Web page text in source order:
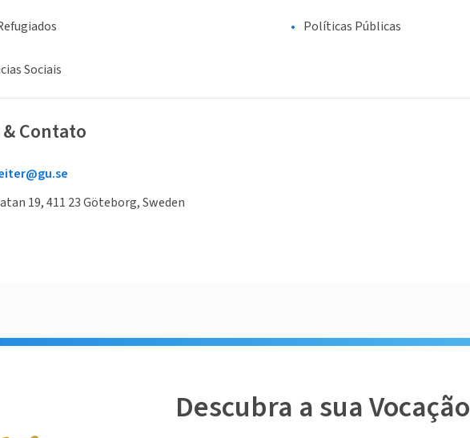
Políticas Públicas
Sociais
Contato
19, 411 23 Göteborg, Sweden
Descubra a sua Vocação